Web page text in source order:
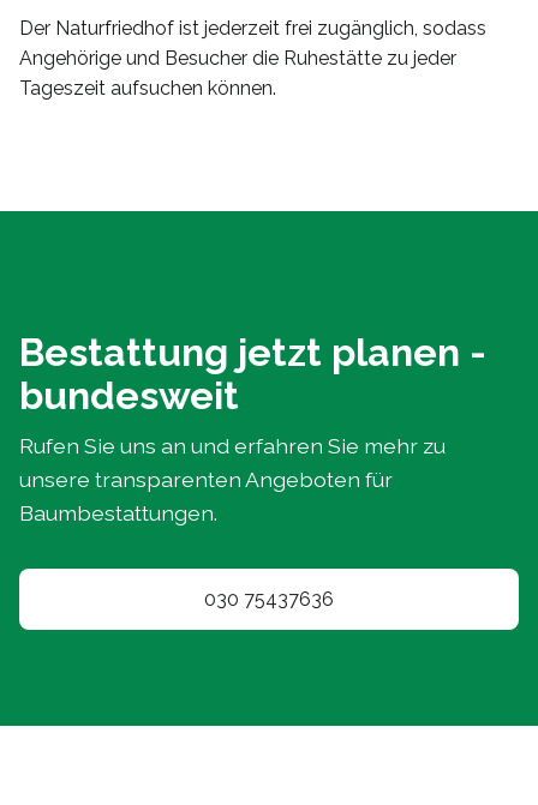
Der Naturfriedhof ist jederzeit frei zugänglich, sodass
Angehörige und Besucher die Ruhestätte zu jeder
Tageszeit aufsuchen können.
Bestattung jetzt planen -
bundesweit
Rufen Sie uns an und erfahren Sie mehr zu
unsere transparenten Angeboten für
Baumbestattungen.
030 75437636